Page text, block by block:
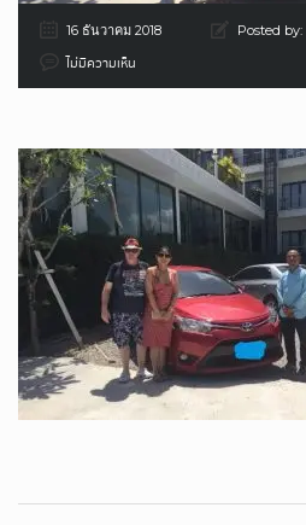
16 ธันวาคม 2018 Posted by:
ไม่มีความเห็น